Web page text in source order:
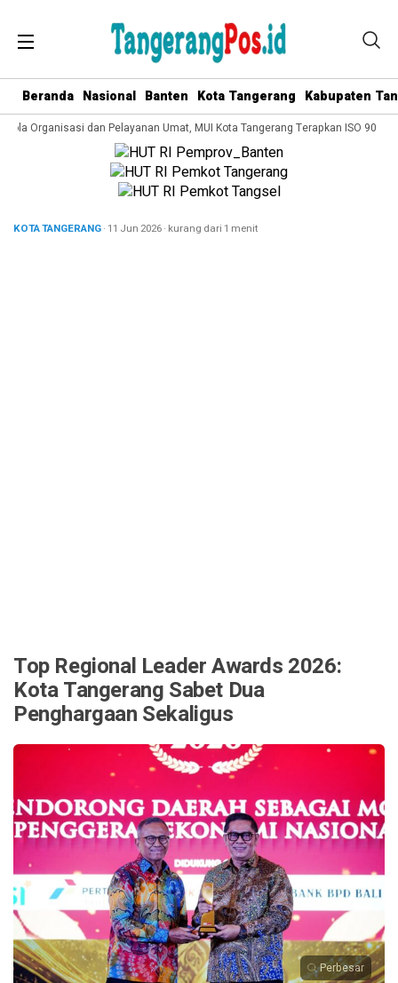
Beranda Nasional Banten Kota Tangerang Kabupaten
Organisasi dan Pelayanan Umat, MUI Kota Tangerang Terapkan ISO
KOTA TANGERANG· 11 Jun 2026· kurang dari 1 menit
Top Regional Leader Awards 2026:
Kota Tangerang Sabet Dua
Penghargaan Sekaligus
Perbesar